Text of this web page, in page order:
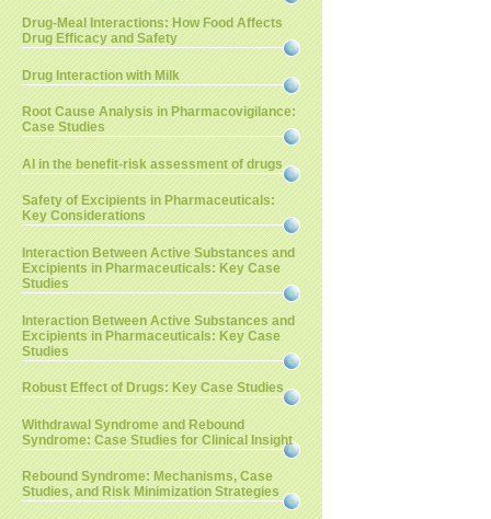
Drug-Meal Interactions: How Food Affects
Drug Efficacy and Safety
Drug Interaction with Milk
Root Cause Analysis in Pharmacovigilance:
Case Studies
AI in the benefit-risk assessment of drugs
Safety of Excipients in Pharmaceuticals:
Key Considerations
Interaction Between Active Substances and
Excipients in Pharmaceuticals: Key Case
Studies
Interaction Between Active Substances and
Excipients in Pharmaceuticals: Key Case
Studies
Robust Effect of Drugs: Key Case Studies
Withdrawal Syndrome and Rebound
Syndrome: Case Studies for Clinical Insight
Rebound Syndrome: Mechanisms, Case
Studies, and Risk Minimization Strategies